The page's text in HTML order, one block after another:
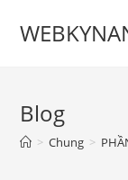
Blog
> Chung >